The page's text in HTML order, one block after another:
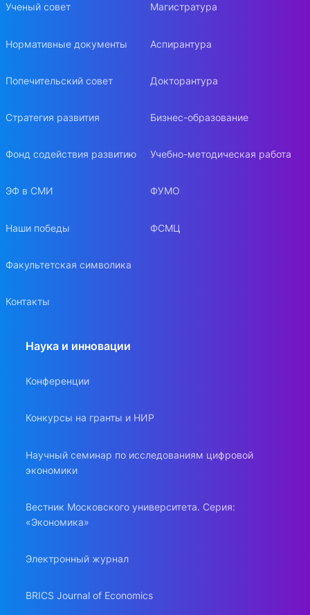
Ученый совет
Нормативные документы
Попечительский совет
Стратегия развития
Фонд содействия развитию
ЭФ в СМИ
Наши победы
Факультетская символика
Контакты
Магистратура
Аспирантура
Докторантура
Бизнес-образование
Учебно-методическая работа
ФУМО
ФСМЦ
Наука и инновации
Конференции
Конкурсы на гранты и НИР
Научный семинар по исследованиям цифровой
экономики
Вестник Московского университета. Серия:
«Экономика»
Электронный журнал
BRICS Journal of Economics